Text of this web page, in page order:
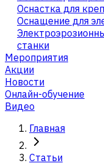
Оснастка для
Оснащение для
станки
Мероприятия
Акции
Новости
Онлайн-обучение
Видео
Главная
Статьи